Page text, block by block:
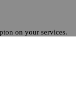
on your services.